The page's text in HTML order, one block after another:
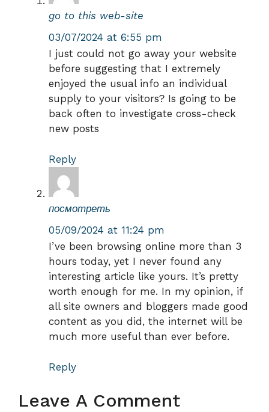
go to this web-site
03/07/2024 at 6:55 pm
I just could not go away your website
before suggesting that I extremely
enjoyed the usual info an individual
supply to your visitors? Is going to be
back often to investigate cross-check
new posts
Reply
посмотреть
05/09/2024 at 11:24 pm
I’ve been browsing online more than 3
hours today, yet I never found any
interesting article like yours. It’s pretty
worth enough for me. In my opinion, if
all site owners and bloggers made good
content as you did, the internet will be
much more useful than ever before.
Reply
Leave A Comment